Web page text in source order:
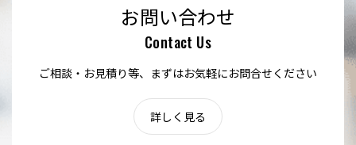
お問い合わせ
Contact Us
ご相談・お見積り等、まずはお気軽にお問合せください
詳しく見る